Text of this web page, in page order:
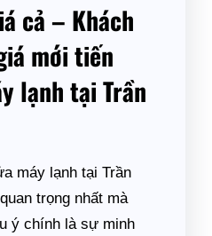
cả – Khách
mới tiến
lạnh tại Trần
máy lạnh tại Trần
trọng nhất mà
ý chính là sự minh